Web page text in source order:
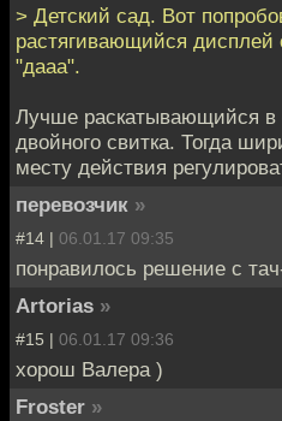
> Детский сад. Вот
растягивающийся дисплей
"дааа".
Лучше раскатывающийся в
двойного свитка. Тогда
месту действия
перевозчик »
#14 | 06.01.17 09:35
понравилось решение с
Artorias »
#15 | 06.01.17 09:36
хорош Валера )
Froster »